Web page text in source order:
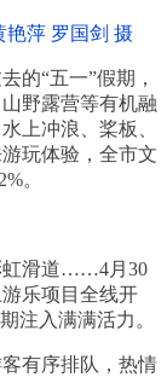
艳萍 罗国剑 摄
的“五一”假期，
野露营等有机融
上冲浪、桨板、
玩体验，全市文
。
虹滑道……4月30
乐项目全线开
注入满满活力。
有序排队，热情